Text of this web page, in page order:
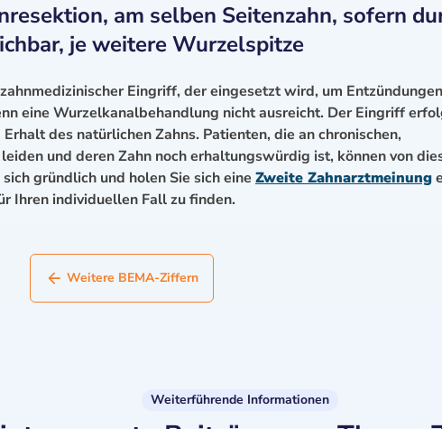
am selben Seitenzahn, sofern
je weitere Wurzelspitze
Eingriff, der eingesetzt wird, um
eine Wurzelkanalbehandlung nicht ausreicht. Der Eingriff
des natürlichen Zahns. Patienten, die an chronischen,
und deren Zahn noch erhaltungswürdig ist, können von
gründlich und holen Sie sich eine Zweite Zahnarztmeinung
Ihren individuellen Fall zu finden.
Weitere BEMA-Ziffern
Weiterführende Informationen